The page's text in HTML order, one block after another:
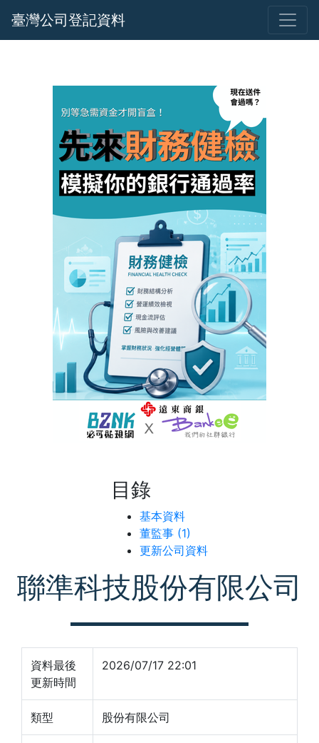
臺灣公司登記資料
目錄
基本資料
董監事 (1)
更新公司資料
聯準科技股份有限公司
資料最後
更新時間
2026/07/17 22:01
類型 股份有限公司